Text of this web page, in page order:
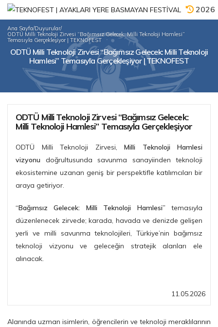
2026
Ana Sayfa/Duyurular/
ODTÜ Milli Teknoloji Zirvesi “Bağımsız Gelecek: Milli Teknoloji Hamlesi”
Temasıyla Gerçekleşiyor | TEKNOFEST
ODTÜ Milli Teknoloji Zirvesi “Bağımsız Gelecek: Milli Teknoloji
Hamlesi” Temasıyla Gerçekleşiyor | TEKNOFEST
ODTÜ Milli Teknoloji Zirvesi “Bağımsız Gelecek:
Milli Teknoloji Hamlesi” Temasıyla Gerçekleşiyor
ODTÜ Milli Teknoloji Zirvesi, Milli Teknoloji Hamlesi
vizyonu doğrultusunda savunma sanayiinden teknoloji
ekosistemine uzanan geniş bir perspektifle katılımcıları bir
araya getiriyor.
“Bağımsız Gelecek: Milli Teknoloji Hamlesi” temasıyla
düzenlenecek zirvede; karada, havada ve denizde gelişen
yerli ve milli savunma teknolojileri, Türkiye’nin bağımsız
teknoloji vizyonu ve geleceğin stratejik alanları ele
alınacak.
11.05.2026
Alanında uzman isimlerin, öğrencilerin ve teknoloji meraklılarının